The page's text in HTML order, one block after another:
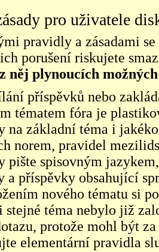
pro uživatele
pravidly a zásadami
porušení riskujete
něj plynoucích
příspěvků nebo
tématem fóra je
na základní téma i
norem, pravidel
pište spisovným
a příspěvky obsahující
nového tématu si
téma nebylo již
protože mohl být
elementární pravidla